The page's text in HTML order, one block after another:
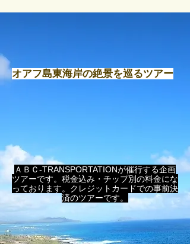
​オアフ島東海岸の絶景を巡るツアー
​ＡＢＣ-TRANSPORTATIONが催行する企画
ツアーです。税金込み・チップ別の料金にな
っております。クレジットカードでの事前決
済のツアーです。